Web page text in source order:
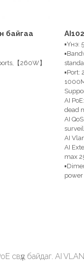
байгаа
【260W】
▪Үнэ:
▪Port:
AI
dead
AI
AI
AI
max
байдаг. AI